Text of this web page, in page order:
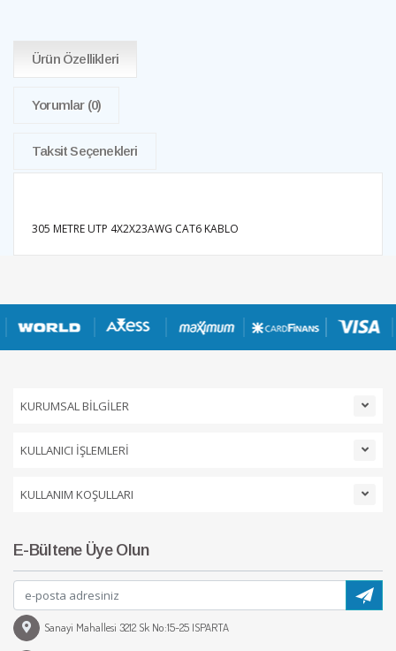
Ürün Özellikleri
Yorumlar (0)
Taksit Seçenekleri
305 METRE UTP 4X2X23AWG CAT6 KABLO
KURUMSAL BİLGİLER
KULLANICI İŞLEMLERİ
KULLANIM KOŞULLARI
E-Bültene Üye Olun
Sanayi Mahallesi 3212 Sk No:15-25 ISPARTA